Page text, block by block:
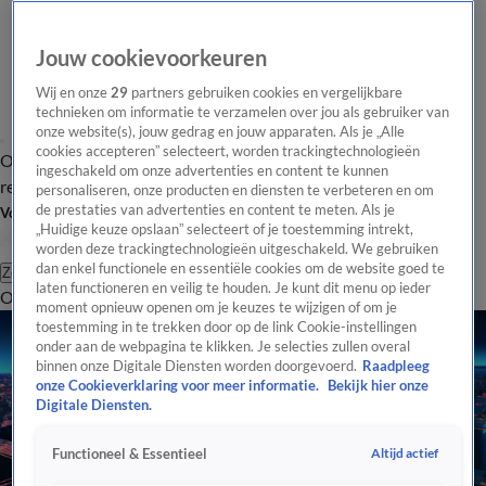
Overzicht Laatste nieuws Regionieuws Het beste van Hart
Tip de
redactie
Volg Hart van Nederland
Zoeken
OverzichtRegioUitzendingenWeerTip de redactiePanelVideo's
Jouw cookievoorkeuren
Wij en onze29 partners gebruiken cookies en vergelijkbare
technieken om informatie te verzamelen over jou als gebruiker van
onze website(s), jouw gedrag en jouw apparaten. Als je „Alle
cookies accepteren” selecteert, worden trackingtechnologieën
ingeschakeld om onze advertenties en content te kunnen
personaliseren, onze producten en diensten te verbeteren en om
de prestaties van advertenties en content te meten. Als je
„Huidige keuze opslaan” selecteert of je toestemming intrekt,
worden deze trackingtechnologieën uitgeschakeld. We gebruiken
dan enkel functionele en essentiële cookies om de website goed te
laten functioneren en veilig te houden. Je kunt dit menu op ieder
moment opnieuw openen om je keuzes te wijzigen of om je
toestemming in te trekken door op de link Cookie-instellingen
onder aan de webpagina te klikken. Je selecties zullen overal
binnen onze Digitale Diensten worden doorgevoerd. Raadpleeg
onze Cookieverklaring voor meer informatie.
Bekijk hier onze
Digitale Diensten.
Functioneel & Essentieel Altijd actief